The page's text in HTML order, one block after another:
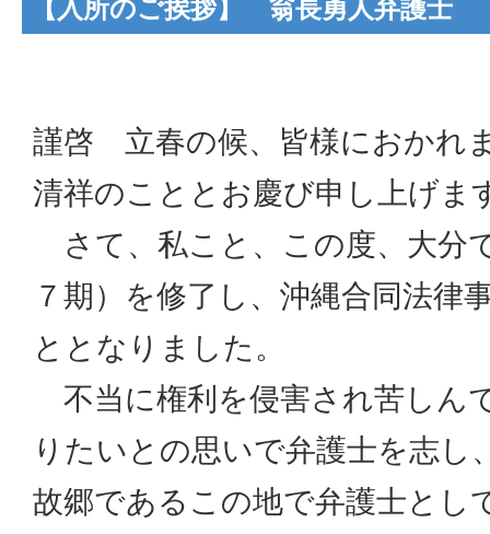
【入所のご挨拶】 翁長勇人弁護士
謹啓 立春の候、皆様におかれ
清祥のこととお慶び申し上げま
さて、私こと、この度、大分
７期）を修了し、沖縄合同法律
ととなりました。
不当に権利を侵害され苦しん
りたいとの思いで弁護士を志し
故郷であるこの地で弁護士とし